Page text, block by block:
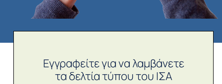
Εγγραφείτε για να λαμβάνετε
τα δελτία τύπου του ΙΣΑ